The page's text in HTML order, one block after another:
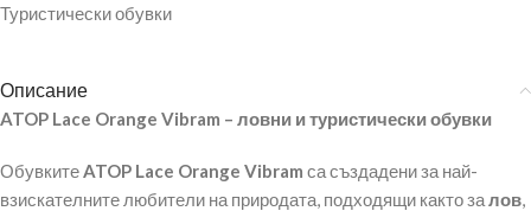
Туристически обувки
Описание
ATOP Lace Orange Vibram – ловни и туристически обувки
ОбувкитеATOP Lace Orange Vibram са създадени за най-
взискателните любители на природата, подходящи както залов,